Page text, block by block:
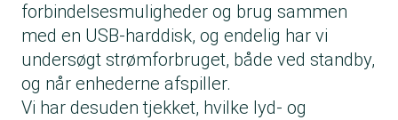
forbindelsesmuligheder og brug sammen
med en USB-harddisk, og endelig har vi
undersøgt strømforbruget, både ved standby,
og når enhederne afspiller.
Vi har desuden tjekket, hvilke lyd- og